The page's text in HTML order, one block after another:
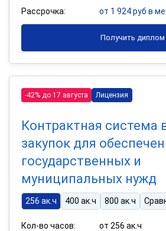
Рассрочка:
от 1 924 руб в
Получить диплом
-42% до 17 августа Лицензия
Контрактная система
закупок для
государственных и
муниципальных нужд
256 ак.ч 400 ак.ч 800 ак.ч
Кол-во часов:
от 256 ак.ч